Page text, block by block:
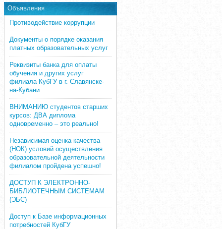
Объявления
Противодействие коррупции
Документы о порядке оказания
платных образовательных услуг
Реквизиты банка для оплаты
обучения и других услуг
филиала КубГУ в г. Славянске-
на-Кубани
ВНИМАНИЮ студентов старших
курсов: ДВА диплома
одновременно – это реально!
Независимая оценка качества
(НОК) условий осуществления
образовательной деятельности
филиалом пройдена успешно!
ДОСТУП К ЭЛЕКТРОННО-
БИБЛИОТЕЧНЫМ СИСТЕМАМ
(ЭБС)
Доступ к Базе информационных
потребностей КубГУ